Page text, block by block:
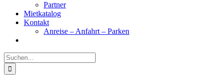
Partner
Mietkatalog
Kontakt
Anreise – Anfahrt – Parken
Suche
nach: